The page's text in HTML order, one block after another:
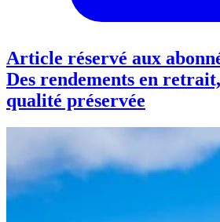
Article réservé aux
Des rendements en
qualité préservée